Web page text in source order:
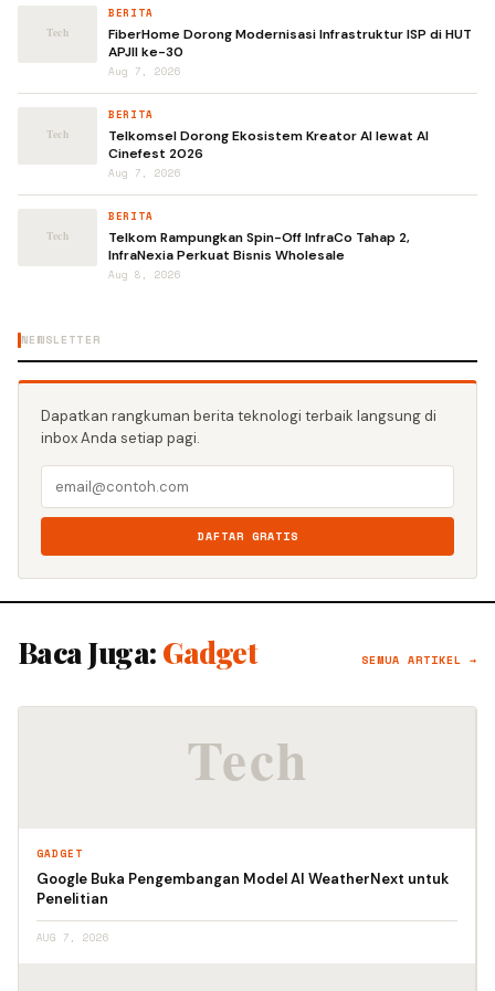
BERITA
FiberHome Dorong Modernisasi Infrastruktur ISP di HUT
APJII ke-30
Aug 7, 2026
BERITA
Telkomsel Dorong Ekosistem Kreator AI lewat AI
Cinefest 2026
Aug 7, 2026
BERITA
Telkom Rampungkan Spin-Off InfraCo Tahap 2,
InfraNexia Perkuat Bisnis Wholesale
Aug 8, 2026
NEWSLETTER
Dapatkan rangkuman berita teknologi terbaik langsung di
inbox Anda setiap pagi.
DAFTAR GRATIS
Baca Juga: Gadget SEMUA ARTIKEL →
GADGET
Google Buka Pengembangan Model AI WeatherNext untuk
Penelitian
AUG 7, 2026